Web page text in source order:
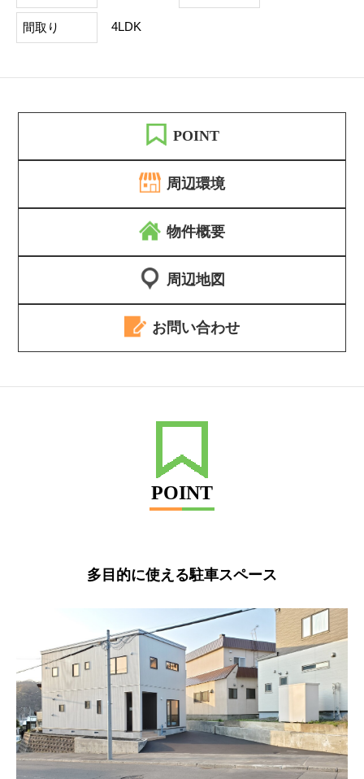
間取り 4LDK
POINT
周辺環境
物件概要
周辺地図
お問い合わせ
POINT
多目的に使える駐車スペース